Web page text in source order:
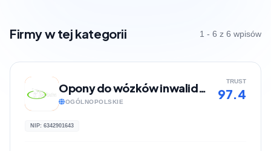
Firmy w tej kategorii 1 - 6 z 6 wpisów
Opony do wózków inwalidzkich | Sklep internetowy SklepBezBarier
OGÓLNOPOLSKIE
TRUST
97.4
NIP: 6342901643